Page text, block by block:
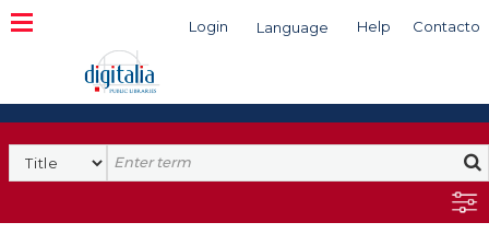
Login Language Help Contacto
Search